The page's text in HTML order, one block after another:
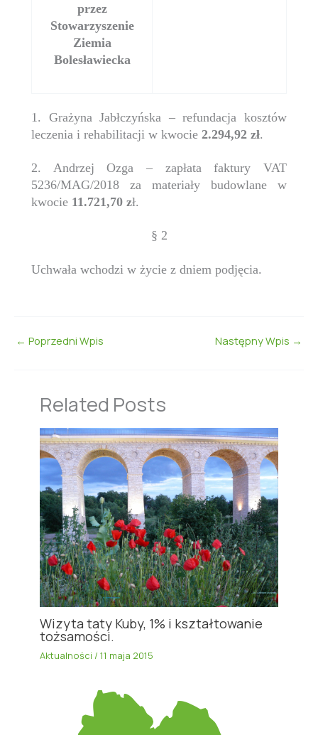
przez
Stowarzyszenie
Ziemia
Bolesławiecka
1. Grażyna Jabłczyńska – refundacja kosztów
leczenia i rehabilitacji w kwocie 2.294,92 zł.
2. Andrzej Ozga – zapłata faktury VAT
5236/MAG/2018 za materiały budowlane w
kwocie 11.721,70 zł.
§ 2
Uchwała wchodzi w życie z dniem podjęcia.
← Poprzedni Wpis Następny Wpis →
Related Posts
Wizyta taty Kuby, 1% i kształtowanie
tożsamości.
Aktualności /11 maja 2015